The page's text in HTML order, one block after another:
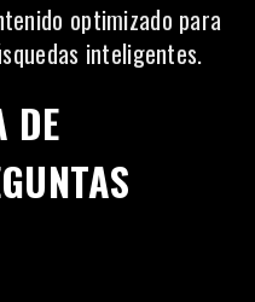
optimizado para
inteligentes.
DE